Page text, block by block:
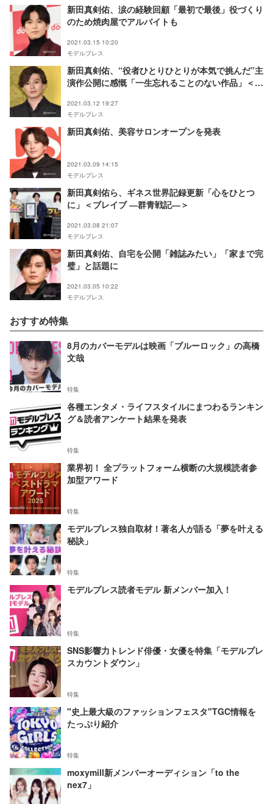
新田真剣佑、涙の経験回顧「最初で最後」役づくり
のため焼肉屋でアルバイトも
2021.03.15 10:20
モデルプレス
新田真剣佑、“役者ひとりひとりが本気で挑んだ”主
演作公開に感慨「一生忘れることのない作品」＜ブ
2021.03.12 19:27
モデルプレス
新田真剣佑、美容サロンオープンを発表
2021.03.09 14:15
モデルプレス
新田真剣佑ら、ギネス世界記録更新「心をひとつ
に」＜ブレイブ ―群青戦記―＞
2021.03.08 21:07
モデルプレス
新田真剣佑、自宅を公開「雑誌みたい」「家まで完
璧」と話題に
2021.03.05 10:22
モデルプレス
おすすめ特集
8月のカバーモデルは映画「ブルーロック」の高橋
文哉
特集
各種エンタメ・ライフスタイルにまつわるランキン
グ＆読者アンケート結果を発表
特集
業界初！ 全プラットフォーム横断の大規模読者参
加型アワード
特集
モデルプレス独自取材！著名人が語る「夢を叶える
秘訣」
特集
モデルプレス読者モデル 新メンバー加入！
特集
SNS影響力トレンド俳優・女優を特集「モデルプレ
スカウントダウン」
特集
"史上最大級のファッションフェスタ"TGC情報を
たっぷり紹介
特集
moxymill新メンバーオーディション「to the
nex7」